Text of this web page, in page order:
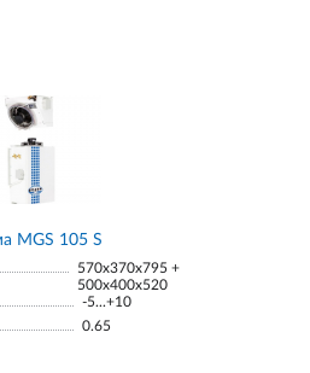
MGS 105 S
570x370x795 +
500x400x520
-5...+10
0.65